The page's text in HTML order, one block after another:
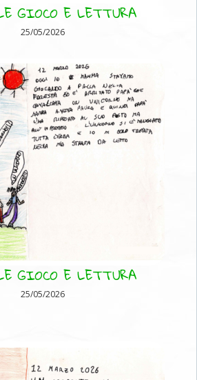
GIOCO E LETTURA
25/05/2026
GIOCO E LETTURA
25/05/2026